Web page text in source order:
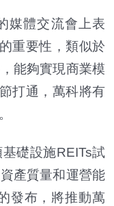
媒體交流會上表
重要性，類似於
能夠實現商業模
打通，萬科將有
礎設施REITs試
產質量和運營能
發布，將推動萬